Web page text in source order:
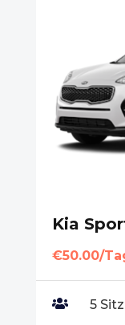
Kia
€50.00/
 5